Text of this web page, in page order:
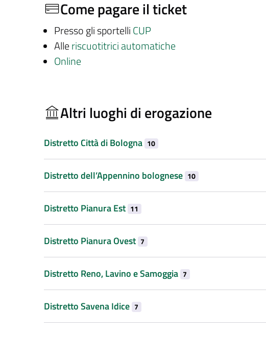
Come pagare il ticket
Presso gli sportelli CUP
Alleriscuotitrici automatiche
Online
Altri luoghi di erogazione
Distretto Città di Bologna 10
Distretto dell’Appennino bolognese 10
Distretto Pianura Est 11
Distretto Pianura Ovest 7
Distretto Reno, Lavino e Samoggia 7
Distretto Savena Idice 7